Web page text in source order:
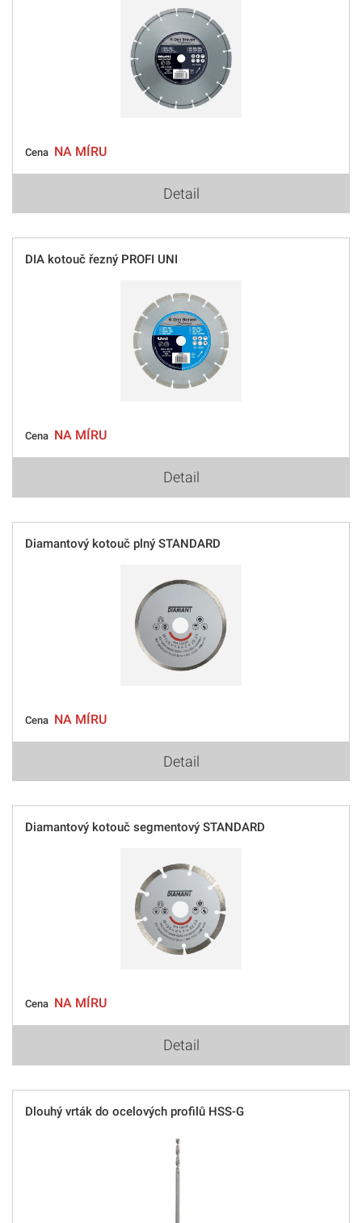
Cena NA MÍRU
Detail
DIA kotouč řezný PROFI UNI
Cena NA MÍRU
Detail
Diamantový kotouč plný STANDARD
Cena NA MÍRU
Detail
Diamantový kotouč segmentový STANDARD
Cena NA MÍRU
Detail
Dlouhý vrták do ocelových profilů HSS-G